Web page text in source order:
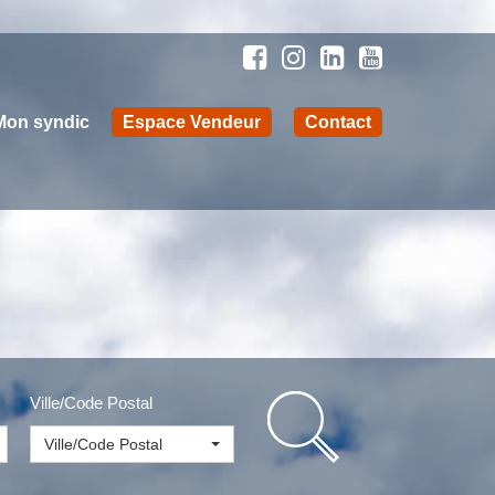
syndic Espace Vendeur Contact
Ville/Code Postal
Ville/Code Postal